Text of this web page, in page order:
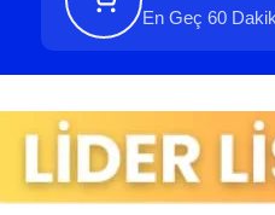
En Geç 60